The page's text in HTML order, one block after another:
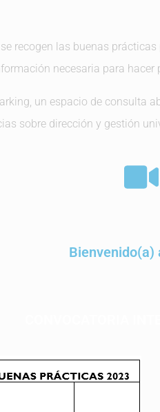
recogen las buenas
necesaria para
un espacio de consulta
sobre dirección y gestión
Bienvenido(a)